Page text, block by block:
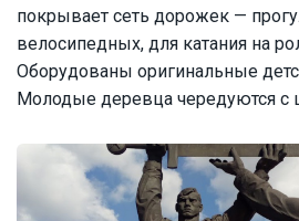
покрывает сеть дорожек —
велосипедных, для катания на
Оборудованы оригинальные
Молодые деревца чередуются с